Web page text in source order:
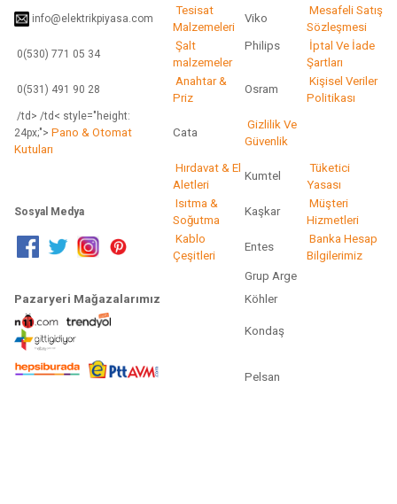
info@elektrikpiyasa.com
Tesisat
Malzemeleri
Viko
Mesafeli Satış
Sözleşmesi
0(530) 771 05 34
Şalt
malzemeler
Philips
İptal Ve İade
Şartları
0(531) 491 90 28
Anahtar &
Priz
Osram
Kişisel Veriler
Politikası
/td> /td< style="height:
24px;"> Pano & Otomat
Kutuları
Cata
Gizlilik Ve
Güvenlik
Hırdavat & El
Aletleri
Kumtel
Tüketici
Yasası
Sosyal Medya
Isıtma &
Soğutma
Kaşkar
Müşteri
Hizmetleri
Kablo
Çeşitleri
Entes
Banka Hesap
Bilgilerimiz
Grup Arge
Pazaryeri Mağazalarımız
Köhler
Kondaş
Pelsan